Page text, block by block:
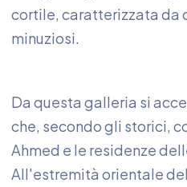
cortile, caratterizzata da
minuziosi.
Da questa galleria si
che, secondo gli storici,
Ahmed e le residenze
All'estremità orientale